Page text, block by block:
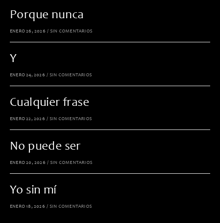
Porque nunca
ENERO 26, 2026 / SIN COMENTARIOS
Y
ENERO 24, 2026 / SIN COMENTARIOS
Cualquier frase
ENERO 22, 2026 / SIN COMENTARIOS
No puede ser
ENERO 20, 2026 / SIN COMENTARIOS
Yo sin mí
ENERO 18, 2026 / SIN COMENTARIOS